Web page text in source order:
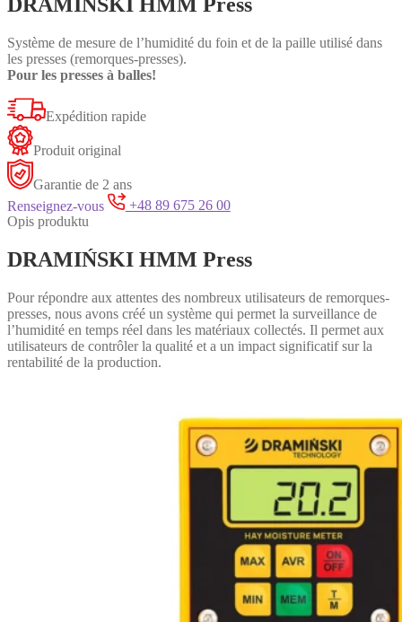
Système de mesure de l’humidité du foin et de la paille utilisé dans
les presses (remorques-presses).
Pour les presses à balles!
Expédition rapide
Produit original
Garantie de 2 ans
Renseignez-vous
+48 89 675 26 00
Opis produktu
DRAMIŃSKI HMM Press
Pour répondre aux attentes des nombreux utilisateurs de remorques-
presses, nous avons créé un système qui permet la surveillance de
l’humidité en temps réel dans les matériaux collectés. Il permet aux
utilisateurs de contrôler la qualité et a un impact significatif sur la
rentabilité de la production.